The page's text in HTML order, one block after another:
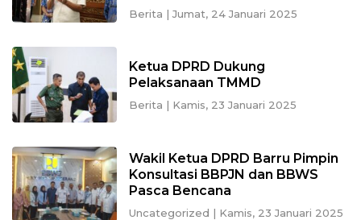
Berita | Jumat, 24 Januari 2025
Ketua DPRD Dukung
Pelaksanaan TMMD
Berita | Kamis, 23 Januari 2025
Wakil Ketua DPRD Barru Pimpin
Konsultasi BBPJN dan BBWS
Pasca Bencana
Uncategorized | Kamis, 23 Januari 2025